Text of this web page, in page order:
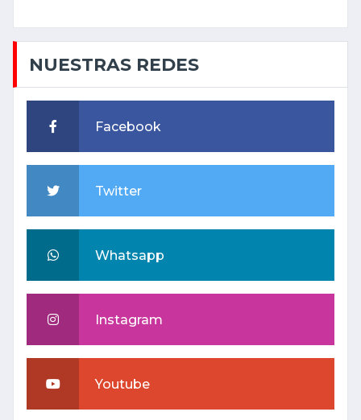
NUESTRAS REDES
Facebook
Twitter
Whatsapp
Instagram
Youtube